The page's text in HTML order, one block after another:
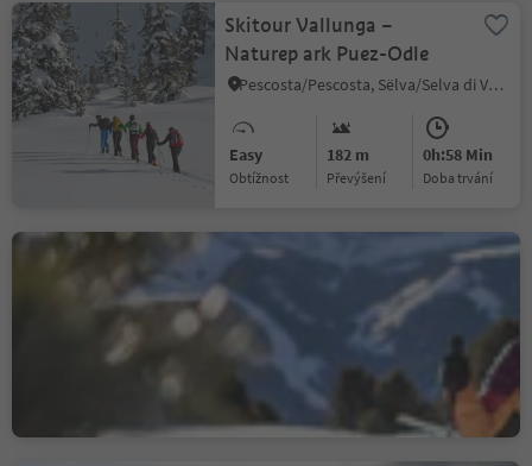
Skitour Vallunga –
Naturep ark Puez-Odle
Pescosta/Pescosta, Sëlva/Selva di Val Gardena, Dolomites Region Val Gardena
Easy
Obtížnost
182 m
Převýšení
0h:58 Min
doba trvání
Snowshoe hike to
Sëurasas
Difficult
Obtížnost
3h:00 Min
doba trvání